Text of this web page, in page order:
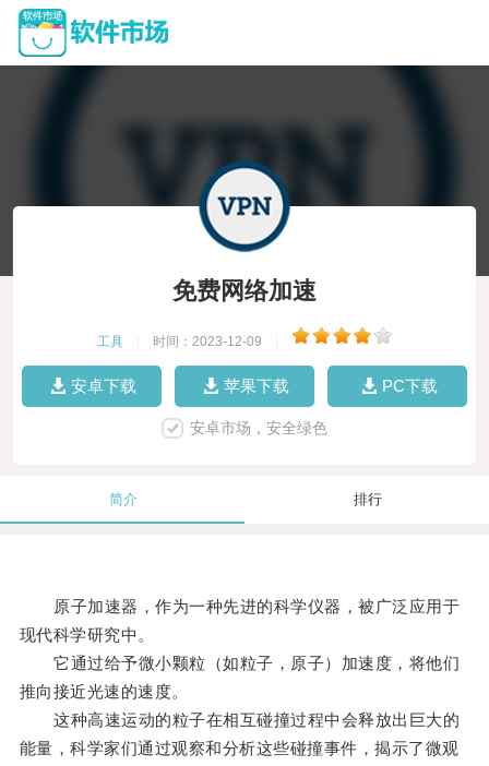
免费网络加速
工具 时间：2023-12-09
安卓下载 苹果下载 PC下载
安卓市场，安全绿色
简介 排行
原子加速器，作为一种先进的科学仪器，被广泛应用于
现代科学研究中。
它通过给予微小颗粒（如粒子，原子）加速度，将他们
推向接近光速的速度。
这种高速运动的粒子在相互碰撞过程中会释放出巨大的
能量，科学家们通过观察和分析这些碰撞事件，揭示了微观